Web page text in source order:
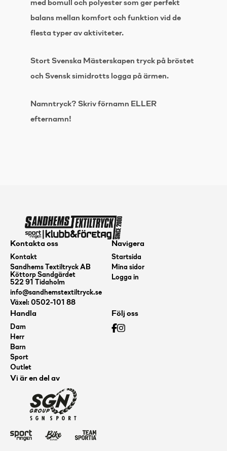
med bomull och polyester som ger perfekt
balans mellan komfort och funktion vid de
flesta typer av aktiviteter.
Stort Svenska Mästerskapen tryck på bröstet
och Svensk simidrotts logga på ärmen.
Namntryck? Skriv förnamn ELLER
efternamn!
Kontakta oss
Kontakt
Sandhems Textiltryck AB
Köttorp Sandgärdet
522 91 Tidaholm
info@sandhemstextiltryck.se
Växel: 0502-101 88
Navigera
Startsida
Mina sidor
Logga in
Handla
Dam
Herr
Barn
Sport
Outlet
Följ oss
Vi är en del av